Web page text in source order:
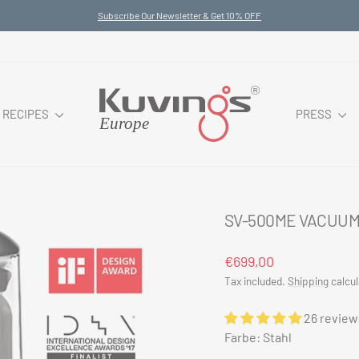
Subscribe Our Newsletter & Get 10% OFF
RECIPES PRESS
SV-500ME
Regular
price
€699,00
Tax included. Shipping
26
Farbe: Stahl